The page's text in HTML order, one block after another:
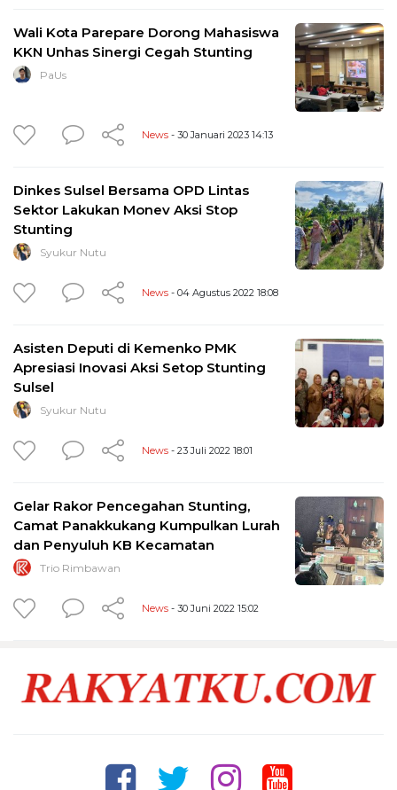
Wali Kota Parepare Dorong Mahasiswa
KKN Unhas Sinergi Cegah Stunting
PaUs
News - 30 Januari 2023 14:13
Dinkes Sulsel Bersama OPD Lintas
Sektor Lakukan Monev Aksi Stop
Stunting
Syukur Nutu
News - 04 Agustus 2022 18:08
Asisten Deputi di Kemenko PMK
Apresiasi Inovasi Aksi Setop Stunting
Sulsel
Syukur Nutu
News - 23 Juli 2022 18:01
Gelar Rakor Pencegahan Stunting,
Camat Panakkukang Kumpulkan Lurah
dan Penyuluh KB Kecamatan
Trio Rimbawan
News - 30 Juni 2022 15:02